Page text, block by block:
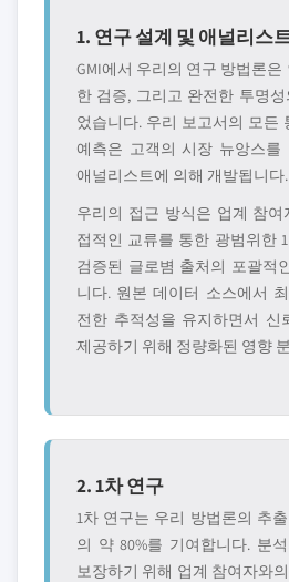
1. 연구 설계 및 애널리스
GMI에서 우리의 연구 방법론은
한 검증, 그리고 완전한 투명
었습니다. 우리 보고서의 모든
예측은 고객의 시장 뉴앙스를
애널리스트에 의해 개발됩니다.
우리의 접근 방식은 업계 참
접적인 교류를 통한 광범위한
검증된 글로볌 출처의 포괄적
니다. 원본 데이터 소스에서
전한 추적성을 유지하면서 신
제공하기 위해 정량화된 영향
2. 1차 연구
1차 연구는 우리 방법론의 추
의 약 80%를 기여합니다. 분
보장하기 위해 업계 참여자와